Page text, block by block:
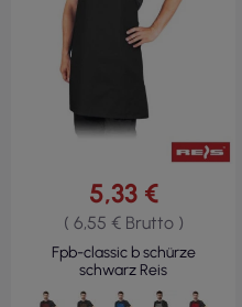
5,33 €
( 6,55 € Brutto )
Fpb-classic b schürze
schwarz Reis